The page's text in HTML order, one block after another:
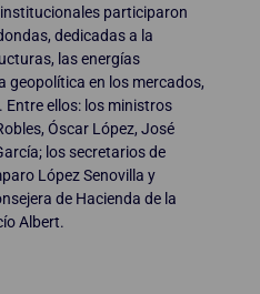
participaron
dedicadas a la
las energías
geopolítica en los mercados,
Entre ellos: los ministros
Óscar López, José
los secretarios de
López Senovilla y
de Hacienda de la
Albert.